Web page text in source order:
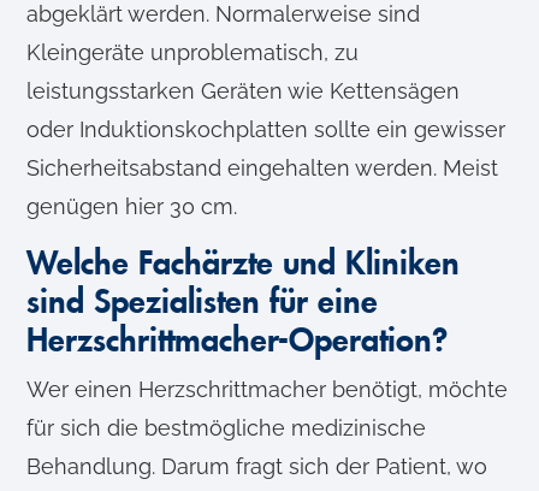
abgeklärt werden. Normalerweise sind
Kleingeräte unproblematisch, zu
leistungsstarken Geräten wie Kettensägen
oder Induktionskochplatten sollte ein gewisser
Sicherheitsabstand eingehalten werden. Meist
genügen hier 30 cm.
Welche Fachärzte und Kliniken
sind Spezialisten für eine
Herzschrittmacher-Operation?
Wer einen Herzschrittmacher benötigt, möchte
für sich die bestmögliche medizinische
Behandlung. Darum fragt sich der Patient, wo